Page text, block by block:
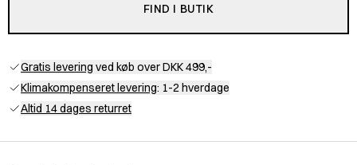
FIND I BUTIK
Gratis levering ved køb over DKK 499,-
Klimakompenseret levering: 1-2 hverdage
Altid 14 dages returret